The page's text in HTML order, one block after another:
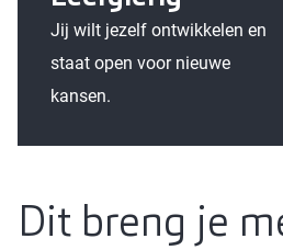
Jij wilt jezelf ontwikkelen en
staat open voor nieuwe
kansen.
Dit breng je